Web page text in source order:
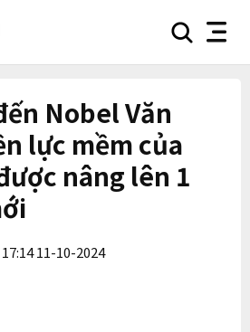
searchnav
Nobel Văn
lực mềm của
nâng lên 1
17:14 11-10-2024